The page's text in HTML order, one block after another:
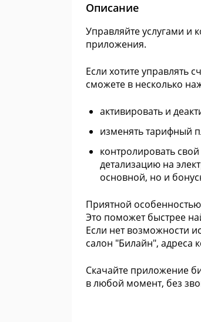
Описание
Управляйте услугами и
приложения.
Если хотите управлять
сможете в несколько
активировать и
изменять тарифный
контролировать
детализацию на
основной, но и
Приятной
Это поможет быстрее
Если нет возможности
салон "Билайн", адреса
Скачайте приложение
в любой момент, без